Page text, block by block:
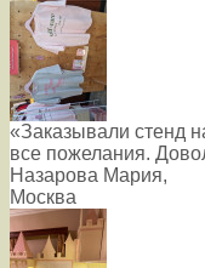
«Заказывали стенд
все пожелания.
Назарова Мария,
Москва